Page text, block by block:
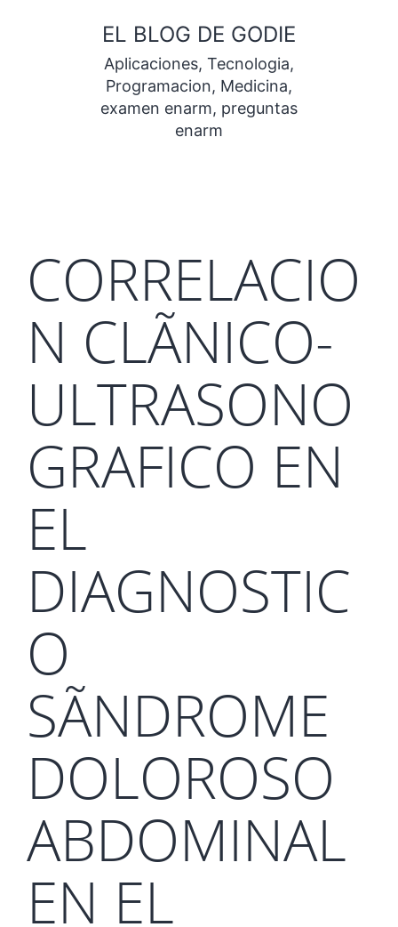
contenido
EL BLOG DE GODIE
Aplicaciones, Tecnologia,
Programacion, Medicina,
examen enarm, preguntas
enarm
CORRELACIO
N CLÃNICO-
ULTRASONO
GRAFICO EN
EL
DIAGNOSTIC
O
SÃNDROME
DOLOROSO
ABDOMINAL
EN EL